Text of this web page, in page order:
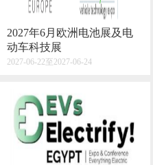
2027年6月欧洲电池展及电
动车科技展
2027-06-22至2027-06-24